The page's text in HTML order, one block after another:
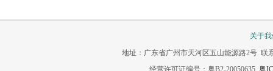
关于
地址：广东省广州市天河区五山能源路2号 联
经营许可证编号：粤B2-20050635 粤